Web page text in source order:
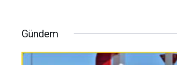
Gündem